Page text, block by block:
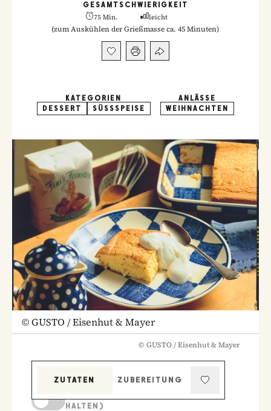
GESAMT
75 Min.
SCHWIERIGKEIT
leicht
(zum Auskühlen der Grießmasse ca. 45 Minuten)
KATEGORIEN
DESSERT
SÜSSSPEISE
ANLÄSSE
WEIHNACHTEN
©GUSTO / Eisenhut & Mayer
© GUSTO / Eisenhut & Mayer
ZUTATEN
ZUBEREITUNG
HALTEN)